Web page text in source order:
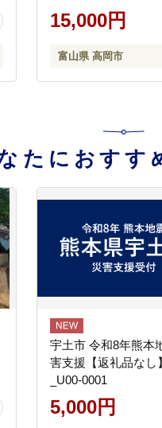
アルミニウム 日本
器具 キッチン用品
焼き用 フライパン フ
樹脂加工 FAD-1158
15,000円
富山県 高岡市
たにおすす
宇土市 令和8年熊本
害支援【返礼品なし】
_U00-0001
5,000円